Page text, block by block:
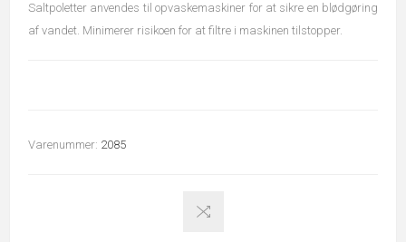
Saltpoletter anvendes til opvaskemaskiner for at sikre en blødgøring
af vandet. Minimerer risikoen for at filtre i maskinen tilstopper.
Varenummer: 2085